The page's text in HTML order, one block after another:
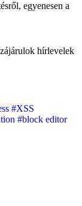
egyenesen a
hírlevelek
#XSS
#block editor